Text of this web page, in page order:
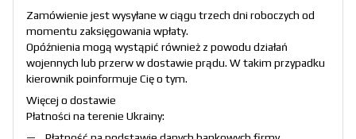
Zamówienie jest wysyłane w ciągu trzech dni roboczych od
momentu zaksięgowania wpłaty.
Opóźnienia mogą wystąpić również z powodu działań
wojennych lub przerw w dostawie prądu. W takim przypadku
kierownik poinformuje Cię o tym.
Więcej o dostawie
Płatności na terenie Ukrainy: